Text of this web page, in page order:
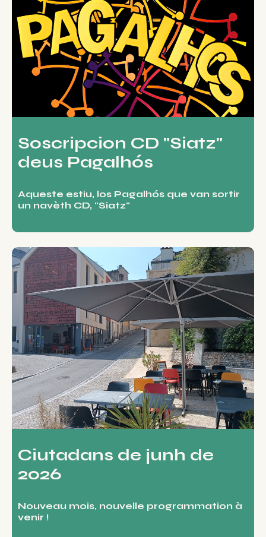
Soscripcion CD "Siatz"
deus Pagalhós
Aqueste estiu, los Pagalhós que van sortir
un navèth CD, "Siatz"
Ciutadans de junh de
2026
Nouveau mois, nouvelle programmation à
venir !